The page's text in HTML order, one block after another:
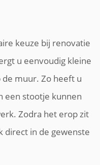
keuze bij renovatie
u eenvoudig kleine
muur. Zo heeft u
een stootje kunnen
Zodra het erop zit
direct in de gewenste